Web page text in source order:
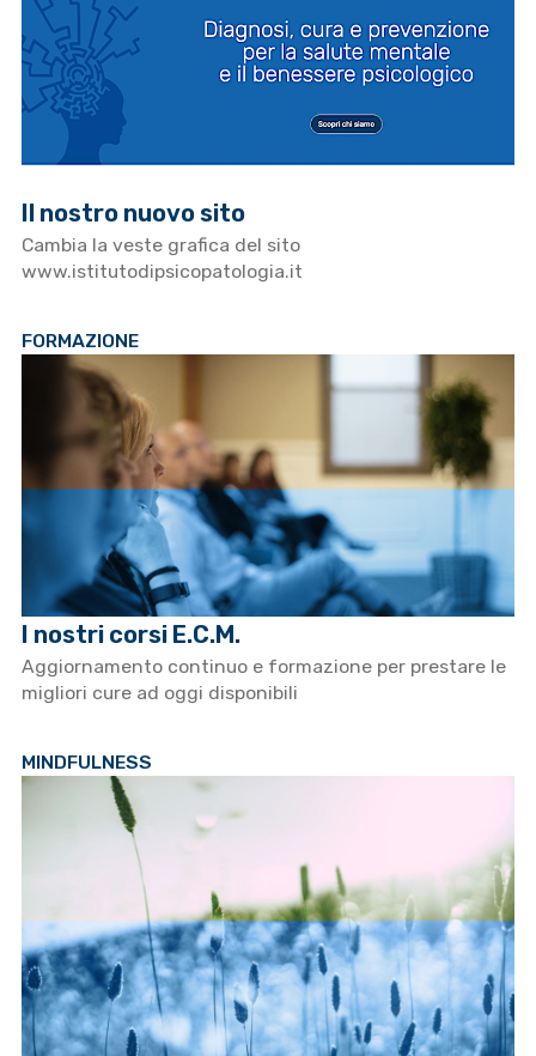
Il nostro nuovo sito
Cambia la veste grafica del sito
www.istitutodipsicopatologia.it
FORMAZIONE
I nostri corsi E.C.M.
Aggiornamento continuo e formazione per prestare le
migliori cure ad oggi disponibili
MINDFULNESS